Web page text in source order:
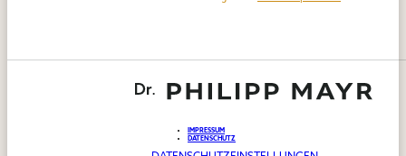
IMPRESSUM
DATENSCHUTZ